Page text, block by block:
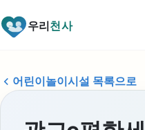
우리천사
어린이놀이시설 목록으로